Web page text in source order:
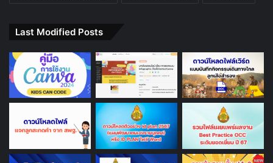
Last Modified Posts